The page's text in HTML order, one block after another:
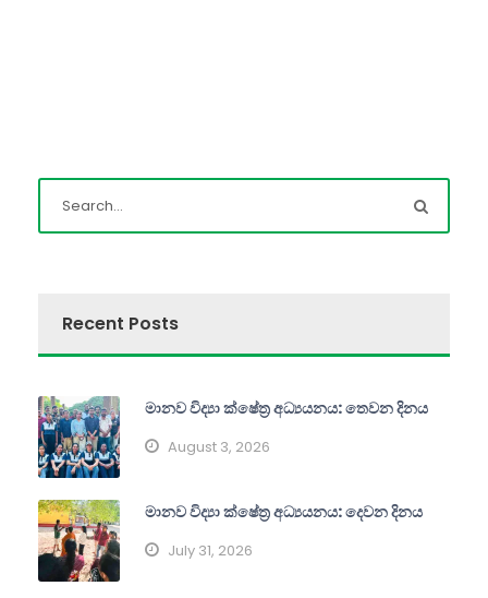
Recent Posts
මානව විද්‍යා ක්ෂේත්‍ර අධ්‍යයනය: තෙවන දිනය
August 3, 2026
මානව විද්‍යා ක්ෂේත්‍ර අධ්‍යයනය: දෙවන දිනය
July 31, 2026